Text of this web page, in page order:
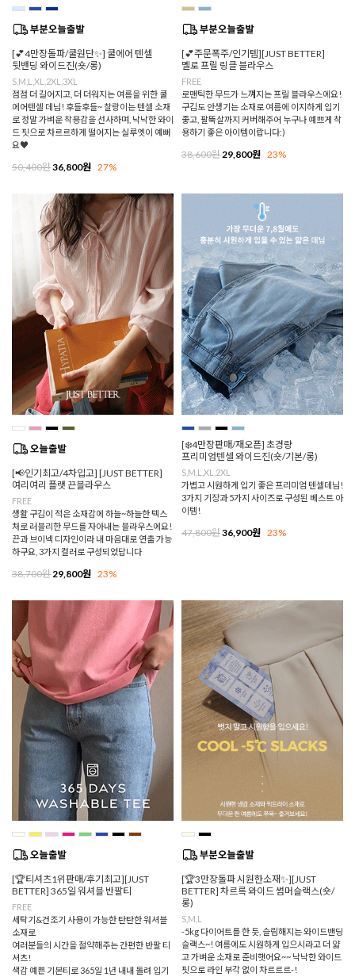
[💕4만장돌파/쿨원단✨] 쿨에어 텐셀
뒷밴딩 와이드진(숏/롱)
S,M,L,XL,2XL,3XL
점점 더 길어지고, 더 더워지는 여름을 위한 쿨
에어텐셀 데님! 후들후들~ 찰랑이는 텐셀 소재
로 정말 가벼운 착용감을 선사하며, 낙낙한 와이
드 핏으로 차르르하게 떨어지는 실루엣이 예뻐
요♥
50,400원36,800원 27%
[💕주문폭주/인기템][JUST BETTER]
멜로 프릴 링클 블라우스
FREE
로맨틱한 무드가 느껴지는 프릴 블라우스에요!
구김도 안생기는 소재로 여름에 이지하게 입기
좋고, 팔뚝살까지 커버해주어 누구나 예쁘게 착
용하기 좋은 아이템이랍니다:)
38,600원 29,800원 23%
[📢인기최고/4차입고] [JUST BETTER]
여리여리 플랫 끈블라우스
FREE
생활 구김이 적은 소재감에 하늘~하늘한 텍스
처로 러블리한 무드를 자아내는 블라우스에요!
끈과 브이넥 디자인이라 내 마음대로 연출 가능
하구요, 3가지 컬러로 구성되었답니다
38,700원 29,800원 23%
[❄️4만장판매/재오픈] 초경량
프리미엄텐셀 와이드진(숏/기본/롱)
S,M,L,XL,2XL
가볍고 시원하게 입기 좋은 프리미엄 텐셀데님!
3가지 기장과 5가지 사이즈로 구성된 베스트 아
이템!
47,800원36,900원 23%
[🏆티셔츠1위판매/후기최고][JUST
BETTER] 365일 워셔블 반팔티
FREE
세탁기&건조기 사용이 가능한 탄탄한 워셔블
소재로
여러분들의 시간을 절약해주는 간편한 반팔 티
셔츠!
색감 예쁜 기본티로 365일 1년 내내 돌려 입기
[🏆3만장돌파 시원한소재✨][JUST
BETTER] 차르륵 와이드 썸머슬랙스(숏/
롱)
S,M,L
-5kg 다이어트를 한 듯, 슬림해지는 와이드밴딩
슬랙스~! 여름에도 시원하게 입으시라고 더 얇
고 가벼운 소재로 준비햇어요~~ 낙낙한 와이드
핏으로 라인 부각 없이 차르르르-!